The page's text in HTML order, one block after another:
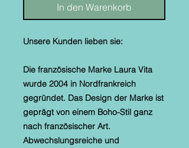
In den Warenkorb
Unsere Kunden lieben sie:
Die französische Marke Laura Vita
wurde 2004 in Nordfrankreich
gegründet. Das Design der Marke ist
geprägt von einem Boho-Stil ganz
nach französischer Art.
Abwechslungsreiche und